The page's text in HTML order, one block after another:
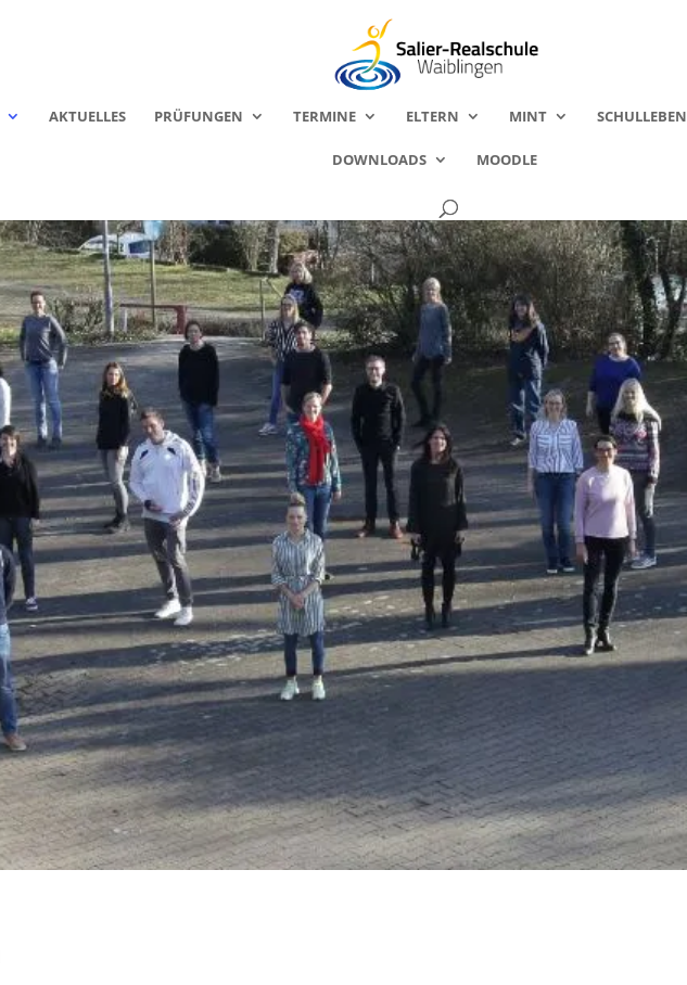
AKTUELLES PRÜFUNGEN TERMINE ELTERN MINT SCHULLEBEN
DOWNLOADS MOODLE